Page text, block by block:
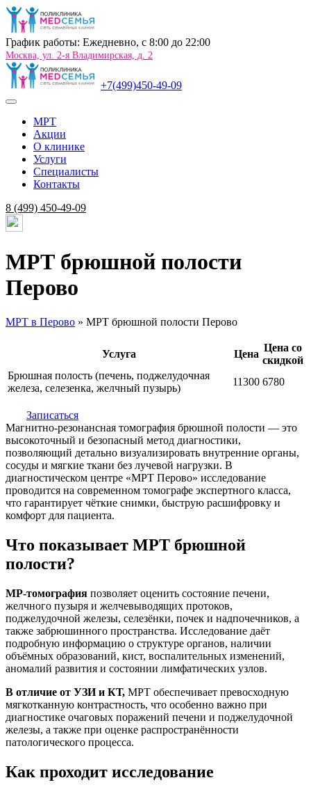
График работы: Ежедневно, c 8:00 до 22:00
Москва, ул. 2-я Владимирская, д. 2
+7(499)450-49-09
МРТ
Акции
О клинике
Услуги
Специалисты
Контакты
8 (499) 450-49-09
МРТ брюшной полости
Перово
МРТ в Перово » МРТ брюшной полости Перово
Услуга Цена
Цена со
скидкой
Брюшная полость (печень, поджелудочная
железа, селезенка, желчный пузырь)
11300 6780
Записаться
Магнитно-резонансная томография брюшной полости — это
высокоточный и безопасный метод диагностики,
позволяющий детально визуализировать внутренние органы,
сосуды и мягкие ткани без лучевой нагрузки. В
диагностическом центре «МРТ Перово» исследование
проводится на современном томографе экспертного класса,
что гарантирует чёткие снимки, быструю расшифровку и
комфорт для пациента.
Что показывает МРТ брюшной
полости?
МР-томография позволяет оценить состояние печени,
желчного пузыря и желчевыводящих протоков,
поджелудочной железы, селезёнки, почек и надпочечников, а
также забрюшинного пространства. Исследование даёт
подробную информацию о структуре органов, наличии
объёмных образований, кист, воспалительных изменений,
аномалий развития и состоянии лимфатических узлов.
В отличие от УЗИ и КТ, МРТ обеспечивает превосходную
мягкотканную контрастность, что особенно важно при
диагностике очаговых поражений печени и поджелудочной
железы, а также при оценке распространённости
патологического процесса.
Как проходит исследование